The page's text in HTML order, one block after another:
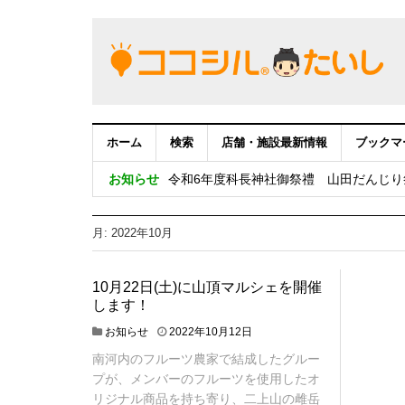
ホーム 検索 店舗・施設最新情報 ブックマ
お知らせ
令和６年度 第16回 富田林商工会太子
令和6年度科長神社御祭禮 山田だんじり
令和5年度 第15回 富田林商工会太子町
令和５年度科長神社御祭禮 山田だんじり
月: 2022年10月
10月22日(土)に山頂マルシェを開催
します！
お知らせ 2022年10月12日
2
2
年
南河内のフルーツ農家で結成したグルー
プが、メンバーのフルーツを使用したオ
リジナル商品を持ち寄り、二上山の雌岳